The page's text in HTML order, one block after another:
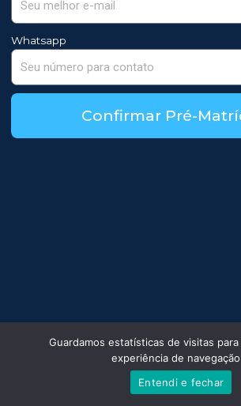
Whatsapp
Confirmar Pré-
Guardamos estatísticas de visitas
experiência de
Entendi e fechar